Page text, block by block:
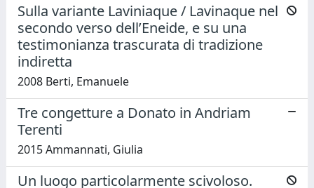
Sulla variante Laviniaque / Lavinaque nel
secondo verso dell’Eneide, e su una
testimonianza trascurata di tradizione
indiretta
2008 Berti, Emanuele
Tre congetture a Donato in Andriam
Terenti
2015 Ammannati, Giulia
Un luogo particolarmente scivoloso.